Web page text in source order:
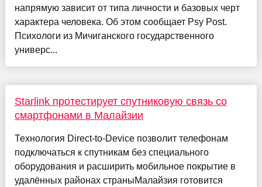
напрямую зависит от типа личности и базовых черт
характера человека. Об этом сообщает Psy Post.
Психологи из Мичиганского государственного
универс...
Starlink протестирует спутниковую связь со
смартфонами в Малайзии
Технология Direct-to-Device позволит телефонам
подключаться к спутникам без специального
оборудования и расширить мобильное покрытие в
удалённых районах страныМалайзия готовится